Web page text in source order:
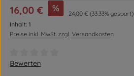
Verkaufspreis:
16,00 € % Regulärer Preis:
24,00 € (33.33% gespart)
Inhalt: 1
Preise inkl. MwSt. zzgl. Versandkosten
Durchschnittliche Bewertung von 0
Bewerten